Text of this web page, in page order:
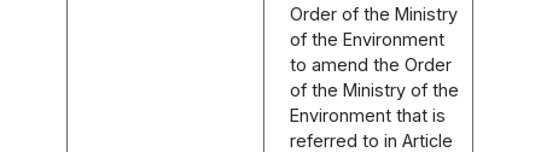
Order of the Ministry
of the Environment
to amend the Order
of the Ministry of the
Environment that is
referred to in Article